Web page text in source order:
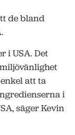
de bland
i USA. Det
att ta
i
säger Kevin